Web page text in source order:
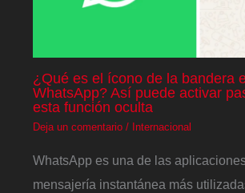
¿Qué es el ícono de la bandera
WhatsApp? Así puede activar
esta función oculta
Deja un comentario / Internacional
WhatsApp es una de las
mensajería instantánea más